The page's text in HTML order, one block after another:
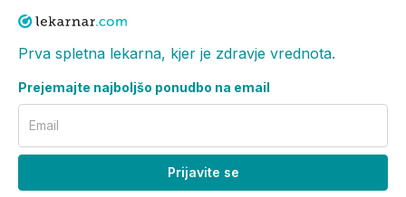
Prva spletna lekarna, kjer je zdravje vrednota.
Prejemajte najboljšo ponudbo na email
Email
Prijavite se